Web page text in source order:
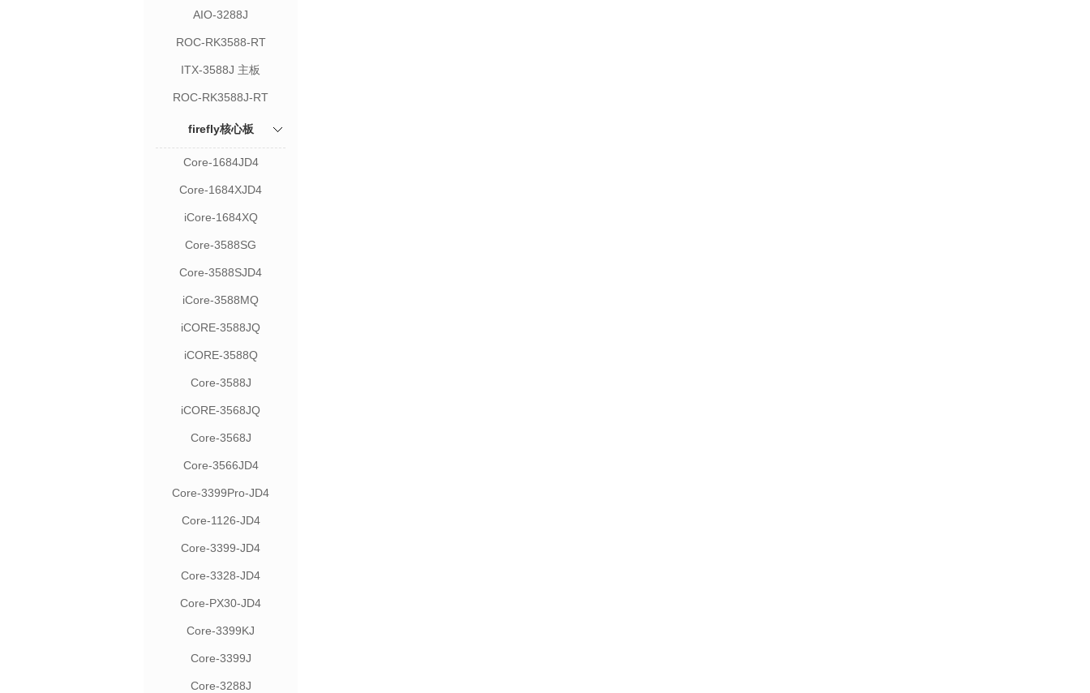
AIO-3288J
ROC-RK3588-RT
ITX-3588J 主板
ROC-RK3588J-RT
firefly核心板
Core-1684JD4
Core-1684XJD4
iCore-1684XQ
Core-3588SG
Core-3588SJD4
iCore-3588MQ
iCORE-3588JQ
iCORE-3588Q
Core-3588J
iCORE-3568JQ
Core-3568J
Core-3566JD4
Core-3399Pro-JD4
Core-1126-JD4
Core-3399-JD4
Core-3328-JD4
Core-PX30-JD4
Core-3399KJ
Core-3399J
Core-3288J